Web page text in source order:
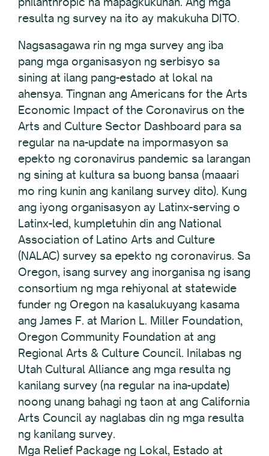
resulta ng survey na ito ay makukuha DITO.
Nagsasagawa rin ng mga survey ang iba
pang mga organisasyon ng serbisyo sa
sining at ilang pang-estado at lokal na
ahensya. Tingnan ang Americans for the Arts
Economic Impact of the Coronavirus on the
Arts and Culture Sector Dashboard para sa
regular na na-update na impormasyon sa
epekto ng coronavirus pandemic sa larangan
ng sining at kultura sa buong bansa (maaari
mo ring kunin ang kanilang survey dito). Kung
ang iyong organisasyon ay Latinx-serving o
Latinx-led, kumpletuhin din ang National
Association of Latino Arts and Culture
(NALAC) survey sa epekto ng coronavirus. Sa
Oregon, isang survey ang inorganisa ng isang
consortium ng mga rehiyonal at statewide
funder ng Oregon na kasalukuyang kasama
ang James F. at Marion L. Miller Foundation,
Oregon Community Foundation at ang
Regional Arts & Culture Council. Inilabas ng
Utah Cultural Alliance ang mga resulta ng
kanilang survey (na regular na ina-update)
noong unang bahagi ng taon at ang California
Arts Council ay naglabas din ng mga resulta
ng kanilang survey.
Mga Relief Package ng Lokal, Estado at